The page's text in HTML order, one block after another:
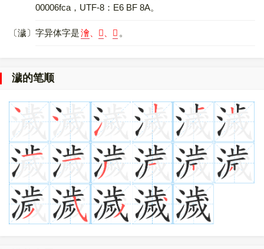
00006fca，UTF-8：E6 BF 8A。
〔濊〕字异体字是澮 𤂾 𤃴 。
濊的笔顺